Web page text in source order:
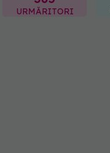
URMĂRITORI